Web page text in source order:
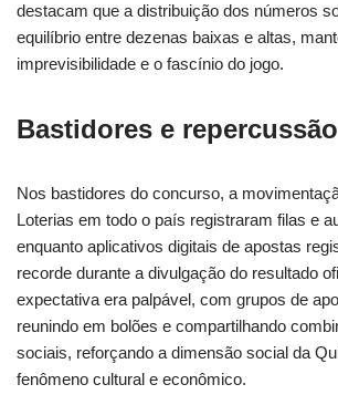
destacam que a distribuição dos números
equilíbrio entre dezenas baixas e altas,
imprevisibilidade e o fascínio do jogo.
Bastidores e
Nos bastidores do concurso, a
Loterias em todo o país registraram filas e
enquanto aplicativos digitais de apostas
recorde durante a divulgação do resultado
expectativa era palpável, com grupos de
reunindo em bolões e compartilhando
sociais, reforçando a dimensão social da
fenômeno cultural e econômico.